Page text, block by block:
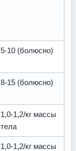
5-10 (болюсно)
8-15 (болюсно)
1,0-1,2/кг массы
тела
1,0-1,2/кг массы